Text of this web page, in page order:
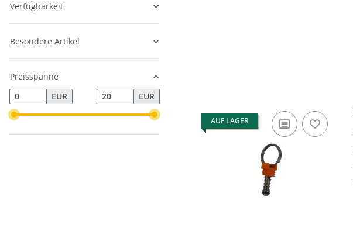
AUF LAGER
Verfügbarkeit
Besondere Artikel
Preisspanne
EUR
EUR